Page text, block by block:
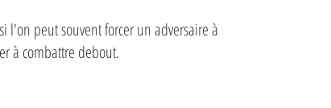
l'on peut souvent forcer un adversaire à
à combattre debout.